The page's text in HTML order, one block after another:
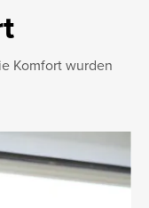
Komfort wurden